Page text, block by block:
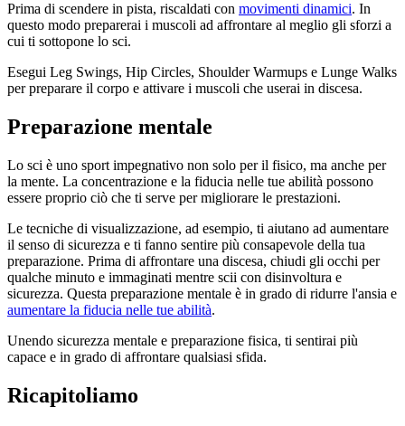
Prima di scendere in pista, riscaldati con movimenti dinamici. In
questo modo preparerai i muscoli ad affrontare al meglio gli sforzi a
cui ti sottopone lo sci.
Esegui Leg Swings, Hip Circles, Shoulder Warmups e Lunge Walks
per preparare il corpo e attivare i muscoli che userai in discesa.
Preparazione mentale
Lo sci è uno sport impegnativo non solo per il fisico, ma anche per
la mente. La concentrazione e la fiducia nelle tue abilità possono
essere proprio ciò che ti serve per migliorare le prestazioni.
Le tecniche di visualizzazione, ad esempio, ti aiutano ad aumentare
il senso di sicurezza e ti fanno sentire più consapevole della tua
preparazione. Prima di affrontare una discesa, chiudi gli occhi per
qualche minuto e immaginati mentre scii con disinvoltura e
sicurezza. Questa preparazione mentale è in grado di ridurre l'ansia e
aumentare la fiducia nelle tue abilità.
Unendo sicurezza mentale e preparazione fisica, ti sentirai più
capace e in grado di affrontare qualsiasi sfida.
Ricapitoliamo